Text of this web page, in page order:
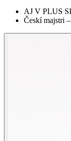
AJ V PLUS
Českí majstri